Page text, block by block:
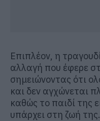
Επιπλέον, η
αλλαγή που έφερε
σημειώνοντας ότι
και δεν αγχώνεται
καθώς το παιδί της
υπάρχει στη ζωή της.